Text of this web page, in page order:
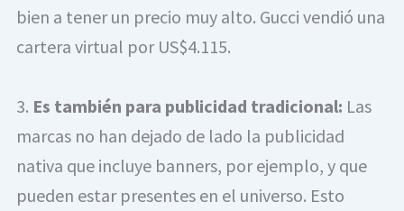
bien a tener un precio muy alto. Gucci vendió una
cartera virtual por US$4.115.
3. Es también para publicidad tradicional: Las
marcas no han dejado de lado la publicidad
nativa que incluye banners, por ejemplo, y que
pueden estar presentes en el universo. Esto